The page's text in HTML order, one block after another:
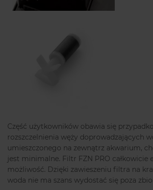
Część użytkowników obawia się
rozszczelnienia węży doprowadzających
umieszczonego na zewnątrz akwarium,
jest minimalne. Filtr FZN PRO całkowicie
możliwość. Dzięki zawieszeniu filtra na
woda nie ma szans wydostać się poza